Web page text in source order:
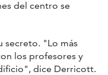
del centro se
secreto. "Lo más
los profesores y
dice Derricott.